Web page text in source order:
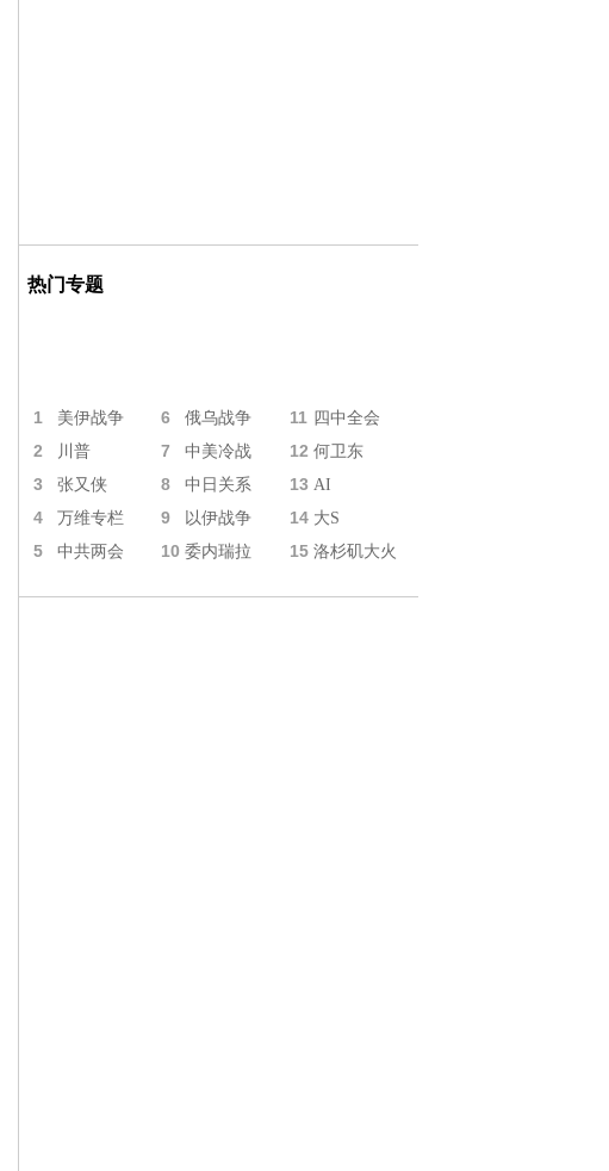
热门专题
1 美伊战争 6 俄乌战争 11 四中全会
2 川普 7 中美冷战 12 何卫东
3 张又侠 8 中日关系 13 AI
4 万维专栏 9 以伊战争 14 大S
5 中共两会 10 委内瑞拉 15 洛杉矶大火